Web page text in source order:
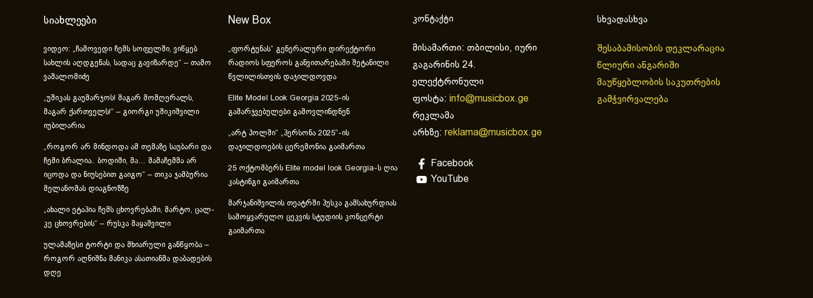
სიახლეები
ვიდეო: „ჩამოვედი ჩემს სოფელში, ვიწყებ
სახლის აღდგენას, სადაც გავიზარდე“ – თამო
ვაშალომიძე
„უშიკას გაუმარჯოს! მაგარ მომღერალს,
მაგარ ქართველს!“ – გიორგი უშიკიშვილი
იუბილარია
„როგორ არ მინდოდა ამ თემაზე საუბარი და
ჩემი ბრალია.. ბოდიში, მა… მამაჩემმა არ
იცოდა და ნიუსებით გაიგო“ – თიკა ჯამბურია
მელანომას დიაგნოზზე
„ახა­ლი ეტა­პია ჩემს ცხოვ­რე­ბა­ში, მარ­ტო, ცალ­
კე ცხოვ­რე­ბის“ – რუსკა მაყაშვილი
ულამაზესი ტორტი და მხიარული განწყობა –
როგორ აღნიშნა მანიკა ასათიანმა დაბადების
დღე
New Box
„ფორტუნას“ გენერალური დირექტორი
რადიოს სფეროს განვითარებაში შეტანილი
წვლილისთვის დაჯილდოვდა
Elite Model Look Georgia 2025-ის
გამარჯვებულები გამოვლინდნენ
„არტ ჰოლში“ „პერსონა 2025“-ის
დაჯილდოების ცერემონია გაიმართა
25 ოქტომბერს Elite model look Georgia-ს ღია
კასტინგი გაიმართა
მარჯანიშვილის თეატრში პუსკა გამსახურდიას
სამოყვარულო ცეკვის სტუდიის კონცერტი
გაიმართა
კონტაქტი
მისამართი: თბილისი, იური
გაგარინის 24.
ელექტრონული
ფოსტა: info@musicbox.ge
რეკლამა
არხზე: reklama@musicbox.ge
Facebook
YouTube
სხვადასხვა
შესაბამისობის დეკლარაცია
წლიური ანგარიში
მაუწყებლობის საკუთრების
გამჭვირვალება